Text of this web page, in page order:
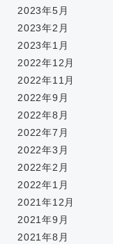
2023年5月
2023年2月
2023年1月
2022年12月
2022年11月
2022年9月
2022年8月
2022年7月
2022年3月
2022年2月
2022年1月
2021年12月
2021年9月
2021年8月